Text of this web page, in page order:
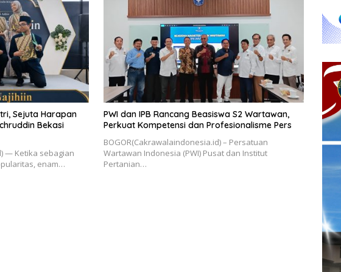
Sejuta Harapan
Bekasi
— Ketika sebagian
enam…
PWI dan IPB Rancang Beasiswa S2 Wartawan,
Perkuat Kompetensi dan Profesionalisme Pers
BOGOR(Cakrawalaindonesia.id) – Persatuan
Wartawan Indonesia (PWI) Pusat dan Institut
Pertanian…